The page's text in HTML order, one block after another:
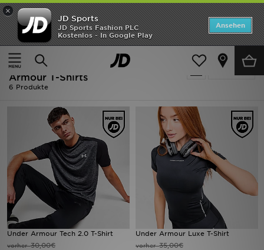
×
JD Sports
JD Sports Fashion PLC
Kostenlos - In Google Play
Ansehen
Home
Ausverkauf | Schwarz Under Armour T-Shirts
Verfeinern
Ausverkauf | Schwarz Under
Armour T-Shirts
6 Produkte
Under Armour Tech 2.0 T-Shirt
vorher30,00€
Under Armour Luxe T-Shirt
vorher35,00€
ANGEBOTE
Neuheiten
Herren
Bestsellers
Marken
Fußball
Sport